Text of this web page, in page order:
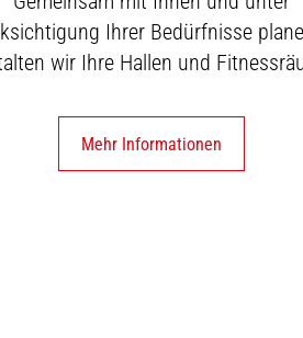
Ihrer Bedürfnisse
wir Ihre Hallen und
Mehr Informationen